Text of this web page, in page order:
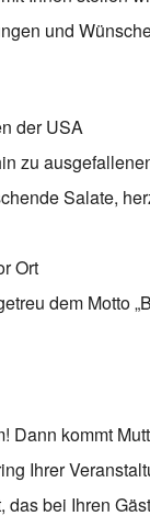
und
der USA
zu
Salate,
Ort
dem Motto
kommt
Ihrer
bei Ihren